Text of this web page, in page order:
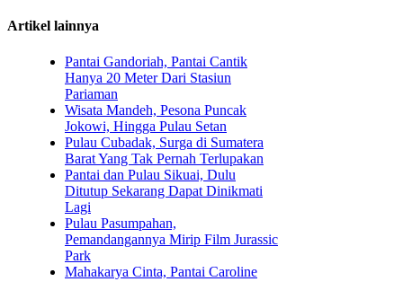
Artikel lainnya
Pantai Gandoriah, Pantai Cantik
Hanya 20 Meter Dari Stasiun
Pariaman
Wisata Mandeh, Pesona Puncak
Jokowi, Hingga Pulau Setan
Pulau Cubadak, Surga di Sumatera
Barat Yang Tak Pernah Terlupakan
Pantai dan Pulau Sikuai, Dulu
Ditutup Sekarang Dapat Dinikmati
Lagi
Pulau Pasumpahan,
Pemandangannya Mirip Film Jurassic
Park
Mahakarya Cinta, Pantai Caroline